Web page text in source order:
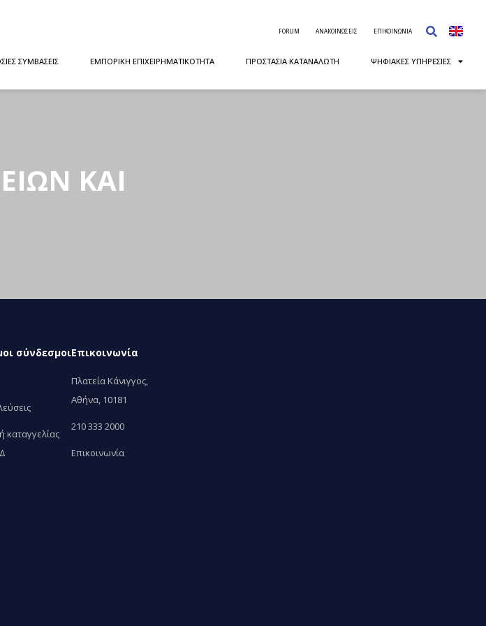
FORUM ΑΝΑΚΟΙΝΩΣΕΙΣ ΕΠΙΚΟΙΝΩΝΙΑ
ΣΥΜΒΑΣΕΙΣ ΕΜΠΟΡΙΚΗ ΕΠΙΧΕΙΡΗΜΑΤΙΚΟΤΗΤΑ ΠΡΟΣΤΑΣΙΑ ΚΑΤΑΝΑΛΩΤΗ ΨΗΦΙΑΚΕΣ ΥΠΗΡΕΣΙΕΣ
ΚΑΙ
σύνδεσμοι
καταγγελίας
Επικοινωνία
Πλατεία Κάνιγγος,
Αθήνα, 10181
210 333 2000
Επικοινωνία